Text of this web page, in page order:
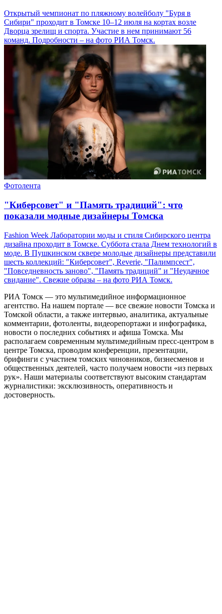
Открытый чемпионат по пляжному волейболу "Буря в
Сибири" проходит в Томске 10–12 июля на кортах возле
Дворца зрелищ и спорта. Участие в нем принимают 56
команд. Подробности – на фото РИА Томск.
Фотолента
"Киберсовет" и "Память традиций": что
показали модные дизайнеры Томска
Fashion Week Лаборатории моды и стиля Сибирского центра
дизайна проходит в Томске. Суббота стала Днем технологий в
моде. В Пушкинском сквере молодые дизайнеры представили
шесть коллекций: "Киберсовет", Reverie, "Палимпсест",
"Повседневность заново", "Память традиций" и "Неудачное
свидание". Свежие образы – на фото РИА Томск.
РИА Томск — это мультимедийное информационное
агентство. На нашем портале — все свежие новости Томска и
Томской области, а также интервью, аналитика, актуальные
комментарии, фотоленты, видеорепортажи и инфографика,
новости о последних событиях и афиша Томска. Мы
располагаем современным мультимедийным пресс-центром в
центре Томска, проводим конференции, презентации,
брифинги с участием томских чиновников, бизнесменов и
общественных деятелей, часто получаем новости «из первых
рук». Наши материалы соответствуют высоким стандартам
журналистики: эксклюзивность, оперативность и
достоверность.